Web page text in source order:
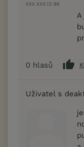
XXX.XXX.13.98
0 hlasů
Uživatel s